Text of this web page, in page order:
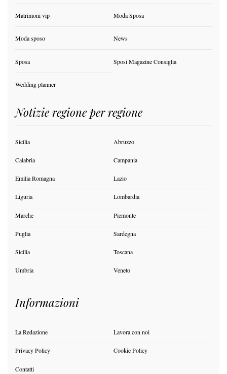
Matrimoni vip Moda Sposa
Moda sposo News
Sposa Sposi Magazine Consiglia
Wedding planner
Notizie regione per regione
Sicilia Abruzzo
Calabria Campania
Emilia Romagna Lazio
Liguria Lombardia
Marche Piemonte
Puglia Sardegna
Sicilia Toscana
Umbria Veneto
Informazioni
La Redazione Lavora con noi
Privacy Policy Cookie Policy
Contatti